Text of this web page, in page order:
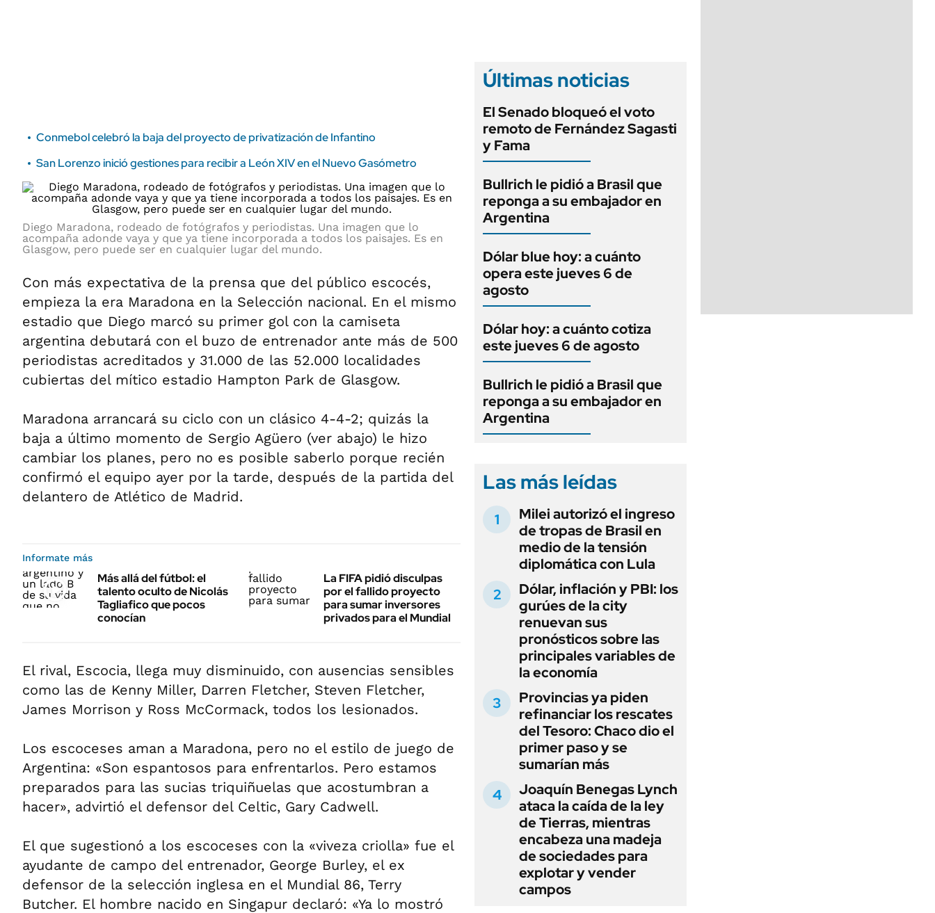
Conmebol celebró la baja del proyecto de privatización de Infantino
San Lorenzo inició gestiones para recibir a León XIV en el Nuevo Gasómetro
Diego Maradona, rodeado de fotógrafos y periodistas. Una imagen que lo
acompaña adonde vaya y que ya tiene incorporada a todos los paisajes. Es en
Glasgow, pero puede ser en cualquier lugar del mundo.
Con más expectativa de la prensa que del público escocés,
empieza la era Maradona en la Selección nacional. En el mismo
estadio que Diego marcó su primer gol con la camiseta
argentina debutará con el buzo de entrenador ante más de 500
periodistas acreditados y 31.000 de las 52.000 localidades
cubiertas del mítico estadio Hampton Park de Glasgow.
Maradona arrancará su ciclo con un clásico 4-4-2; quizás la
baja a último momento de Sergio Agüero (ver abajo) le hizo
cambiar los planes, pero no es posible saberlo porque recién
confirmó el equipo ayer por la tarde, después de la partida del
delantero de Atlético de Madrid.
Informate más
Más allá del fútbol: el
talento oculto de Nicolás
Tagliafico que pocos
conocían
La FIFA pidió disculpas
por el fallido proyecto
para sumar inversores
privados para el Mundial
El rival, Escocia, llega muy disminuido, con ausencias sensibles
como las de Kenny Miller, Darren Fletcher, Steven Fletcher,
James Morrison y Ross McCormack, todos los lesionados.
Los escoceses aman a Maradona, pero no el estilo de juego de
Argentina: «Son espantosos para enfrentarlos. Pero estamos
preparados para las sucias triquiñuelas que acostumbran a
hacer», advirtió el defensor del Celtic, Gary Cadwell.
El que sugestionó a los escoceses con la «viveza criolla» fue el
ayudante de campo del entrenador, George Burley, el ex
defensor de la selección inglesa en el Mundial 86, Terry
Butcher. El hombre nacido en Singapur declaró: «Ya lo mostró
Últimas noticias
El Senado bloqueó el voto
remoto de Fernández Sagasti
y Fama
Bullrich le pidió a Brasil que
reponga a su embajador en
Argentina
Dólar blue hoy: a cuánto
opera este jueves 6 de
agosto
Dólar hoy: a cuánto cotiza
este jueves 6 de agosto
Bullrich le pidió a Brasil que
reponga a su embajador en
Argentina
Las más leídas
Milei autorizó el ingreso
de tropas de Brasil en
medio de la tensión
diplomática con Lula
Dólar, inflación y PBI: los
gurúes de la city
renuevan sus
pronósticos sobre las
principales variables de
la economía
Provincias ya piden
refinanciar los rescates
del Tesoro: Chaco dio el
primer paso y se
sumarían más
Joaquín Benegas Lynch
ataca la caída de la ley
de Tierras, mientras
encabeza una madeja
de sociedades para
explotar y vender
campos